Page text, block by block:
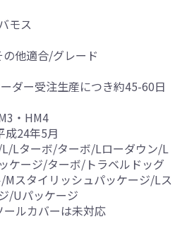
モス
他適合/グレード
ー受注生産につき約45-60日
・HM4
成24年5月
Lターボ/ターボ/Lローダウン/L
ケージ/ターボ/トラベルドッグ
スタイリッシュパッケージ/Lス
/Uパッケージ
ルカバーは未対応